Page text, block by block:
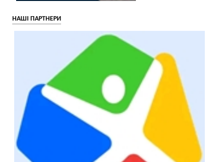
НАШІ ПАРТНЕРИ